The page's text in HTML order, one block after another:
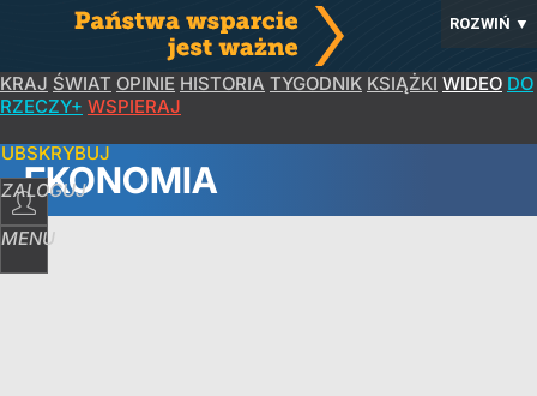
ROZWIŃ ▼
KRAJ ŚWIAT OPINIE HISTORIA TYGODNIK KSIĄŻKI WIDEO DO
RZECZY+ WSPIERAJ
ZALOGUJ
MENU
EKONOMIA